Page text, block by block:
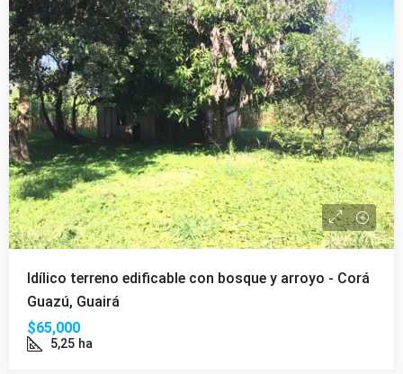
Idílico terreno edificable con bosque y arroyo - Corá
Guazú, Guairá
$65,000
5,25 ha